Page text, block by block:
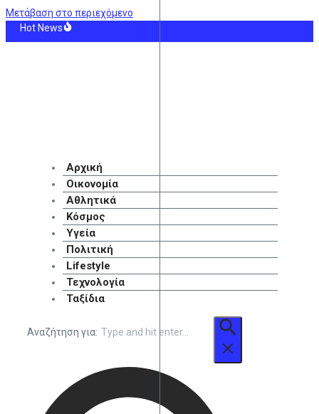
Μετάβαση στο περιεχόμενο
Hot News
Αρχική
Οικονομία
Αθλητικά
Κόσμος
Υγεία
Πολιτική
Lifestyle
Τεχνολογία
Ταξίδια
Αναζήτηση για: